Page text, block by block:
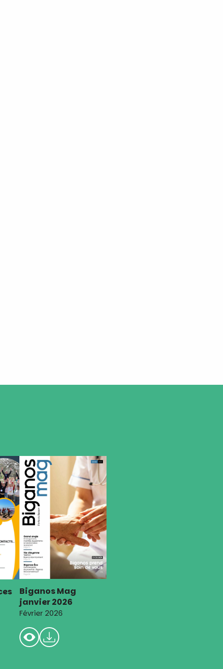
Biganos Mag
janvier 2026
Février 2026